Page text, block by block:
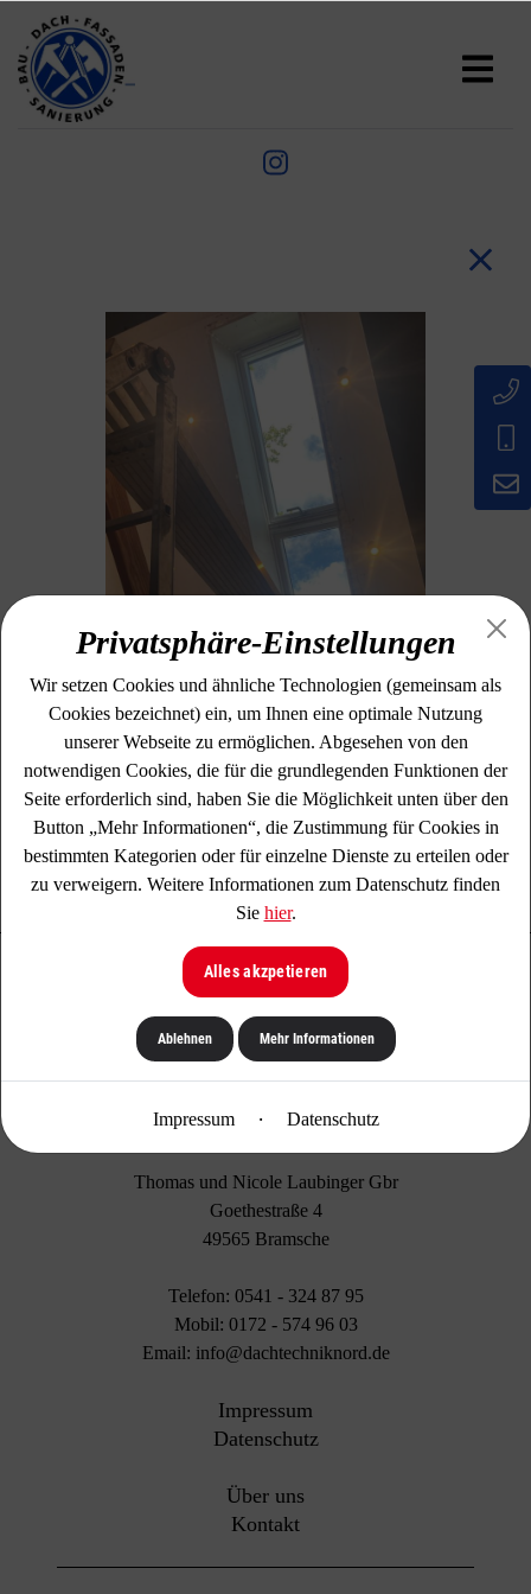
Privatsphäre-Einstellungen
Wir setzen Cookies und ähnliche Technologien (gemeinsam als
Cookies bezeichnet) ein, um Ihnen eine optimale Nutzung
unserer Webseite zu ermöglichen. Abgesehen von den
notwendigen Cookies, die für die grundlegenden Funktionen der
Seite erforderlich sind, haben Sie die Möglichkeit unten über den
Button „Mehr Informationen“, die Zustimmung für Cookies in
bestimmten Kategorien oder für einzelne Dienste zu erteilen oder
zu verweigern. Weitere Informationen zum Datenschutz finden
Sie hier.
Alles akzpetieren
Ablehnen Mehr Informationen
Impressum · Datenschutz
Fenster
Wir bringen in Ihrem Eigenheim Licht ins
Dunkle.
Thomas und Nicole Laubinger Gbr
Goethestraße 4
49565 Bramsche
Telefon: 0541 - 324 87 95
Mobil: 0172 - 574 96 03
Email: info@dachtechniknord.de
Impressum
Datenschutz
Über uns
Kontakt